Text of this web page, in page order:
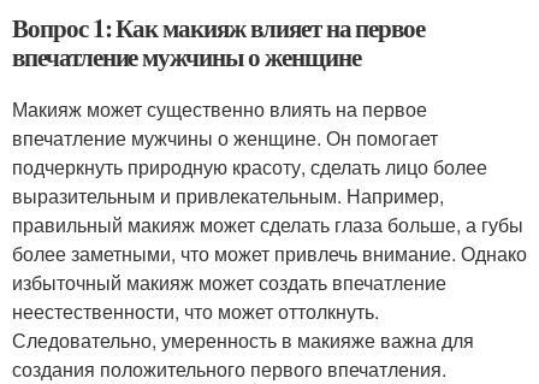
Вопрос 1: Как макияж влияет на первое
впечатление мужчины о женщине
Макияж может существенно влиять на первое
впечатление мужчины о женщине. Он помогает
подчеркнуть природную красоту, сделать лицо более
выразительным и привлекательным. Например,
правильный макияж может сделать глаза больше, а губы
более заметными, что может привлечь внимание. Однако
избыточный макияж может создать впечатление
неестественности, что может оттолкнуть.
Следовательно, умеренность в макияже важна для
создания положительного первого впечатления.